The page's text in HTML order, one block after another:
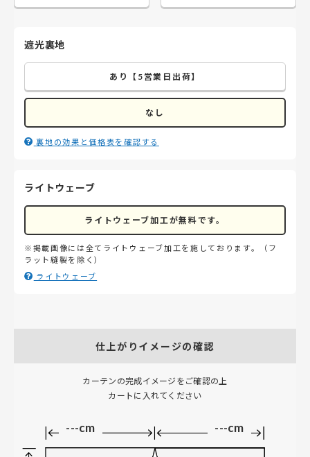
遮光裏地
あり【5営業日出荷】
なし
裏地の効果と価格表を確認する
ライトウェーブ
ライトウェーブ加工が無料です。
※掲載画像には全てライトウェーブ加工を施しております。（フ
ラット縫製を除く）
ライトウェーブ
仕上がりイメージの確認
カーテンの完成イメージをご確認の上
カートに入れてください
---cm ---cm